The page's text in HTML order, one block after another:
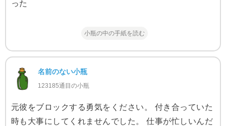
った
小瓶の中の手紙を読む
名前のない小瓶
123185通目の小瓶
元彼をブロックする勇気をください。 付き合っていた
時も大事にしてくれませんでした。 仕事が忙しいんだ